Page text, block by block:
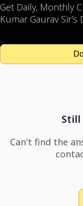
Get Daily, Monthly
Kumar Gaurav Sir’s
Still
Can't find the